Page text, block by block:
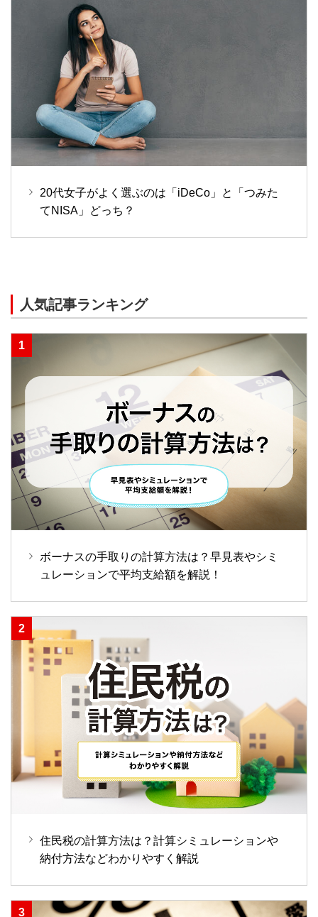
20代女子がよく選ぶのは「iDeCo」と「つみた
てNISA」どっち？
人気記事ランキング
ボーナスの手取りの計算方法は？早見表やシミ
ュレーションで平均支給額を解説！
住民税の計算方法は？計算シミュレーションや
納付方法などわかりやすく解説